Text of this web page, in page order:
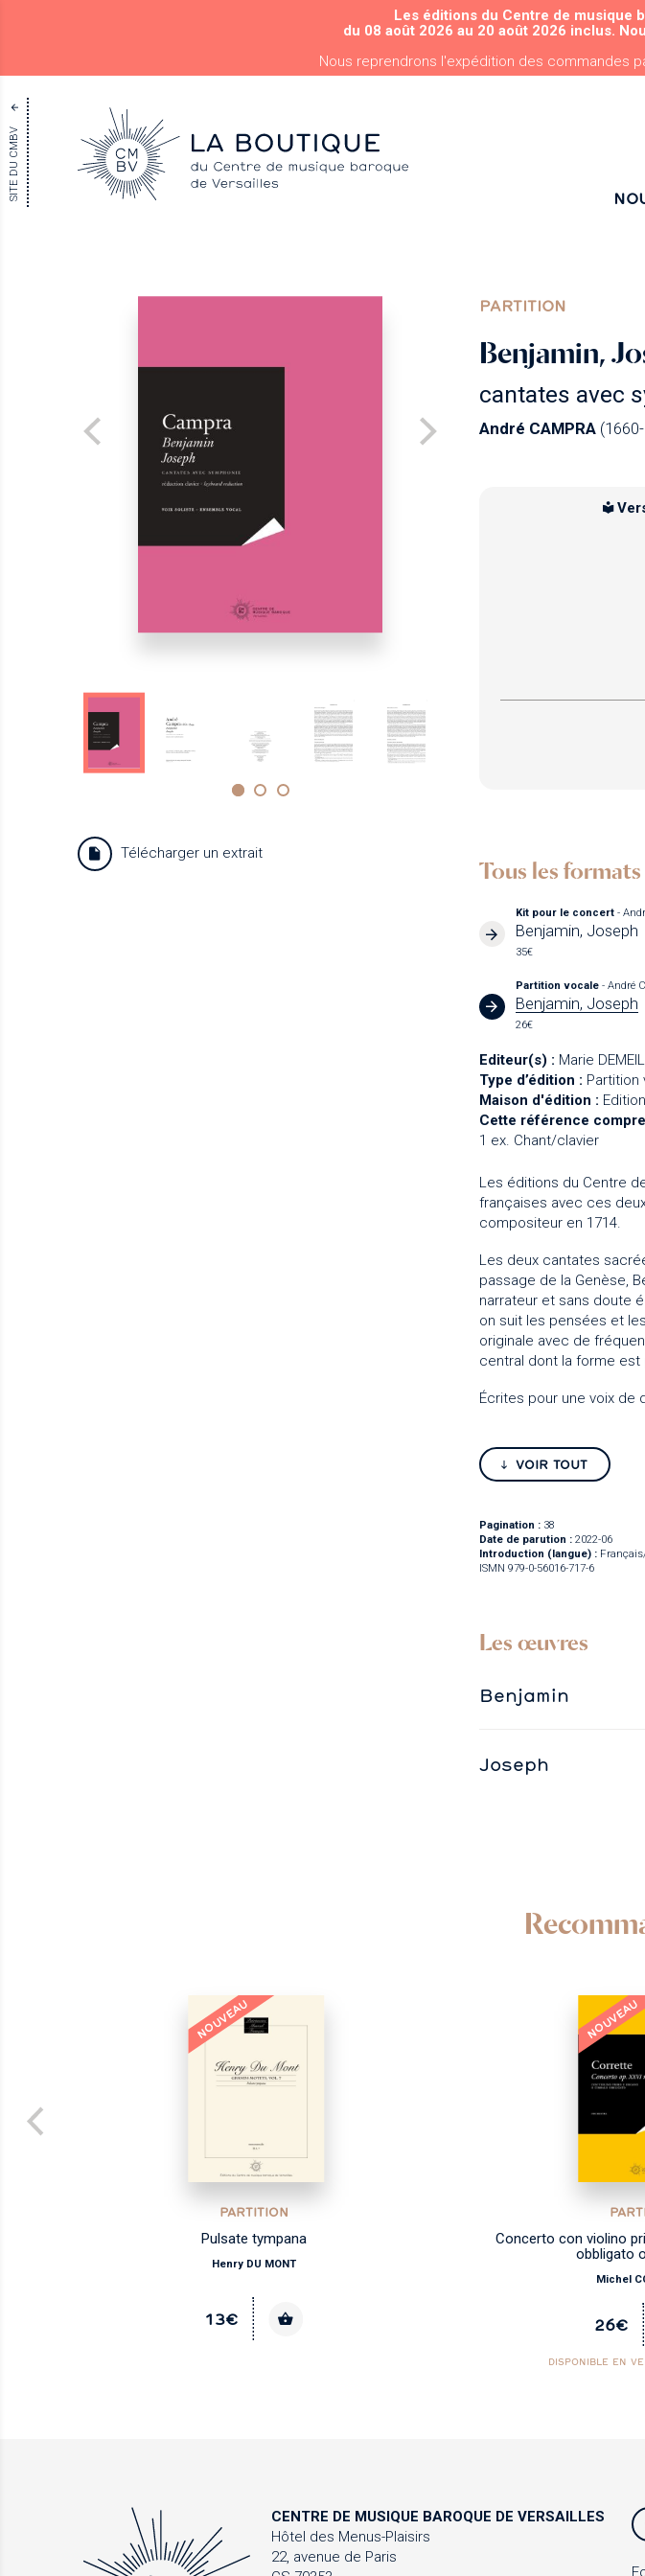
ALLER AU
Les éditions du Centre de musique
du 08 août 2026 au 20 août 2026 inclus.
Nous reprendrons l'expédition des commandes
SITE DU CMBV
PARTITION
Benjamin,
cantates avec
André CAMPRA
Télécharger un extrait
Tous les
Kit pour le concert-
Benjamin, Joseph
35€
Partition vocale- André
Benjamin, Joseph
26€
Editeur(s) : Marie
Type d’édition : Partition
Maison d'édition :
Cette référence
1 ex. Chant/clavier
Les éditions du Centre
françaises avec ces
compositeur en 1714.
Les deux cantates
passage de la Genèse,
narrateur et sans doute
on suit les pensées et
originale avec de
central dont la forme est
Écrites pour une voix de
VOIR TOUT
Pagination : 38
Date de parution : 2022-06
Introduction (langue) :
ISMN 979-0-56016-717-6
Les œuvres
Benjamin
Joseph
NOUVEAU
PARTITION
Pulsate tympana
Henry DU MONT
13€
NOUVEAU
Concerto con violino
obbligato
Michel
26€
DISPONIBLE EN
CENTRE DE MUSIQUE BAROQUE DE VERSAILLES
Hôtel des Menus-Plaisirs
22, avenue de Paris